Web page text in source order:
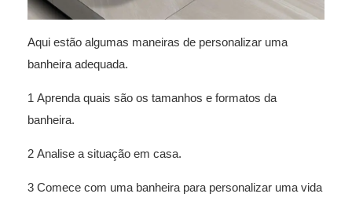
Aqui estão algumas maneiras de personalizar uma
banheira adequada.
1 Aprenda quais são os tamanhos e formatos da
banheira.
2 Analise a situação em casa.
3 Comece com uma banheira para personalizar uma vida